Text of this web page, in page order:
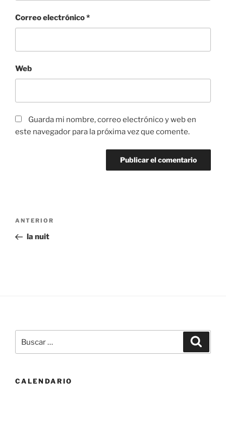
Correo electrónico*
Web
Guarda mi nombre, correo electrónico y web en
este navegador para la próxima vez que comente.
Navegación
entradas
Entrada
anterior:
ANTERIOR
la nuit
por:
CALENDARIO